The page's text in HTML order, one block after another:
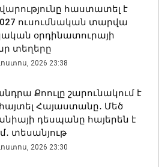
հաստատել է
ուսումնական տարվա
օրդինատուրայի
տեղերը
2026 23:38
Քոուլը շարունակում է
Հայաստանը․ Մեծ
դեսպանը հայերեն է
տեսանյութ
2026 23:30